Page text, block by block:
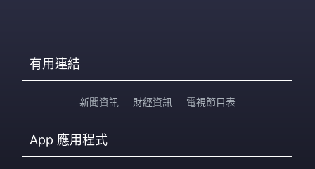
有用連結
新聞資訊 財經資訊 電視節目表
App 應用程式